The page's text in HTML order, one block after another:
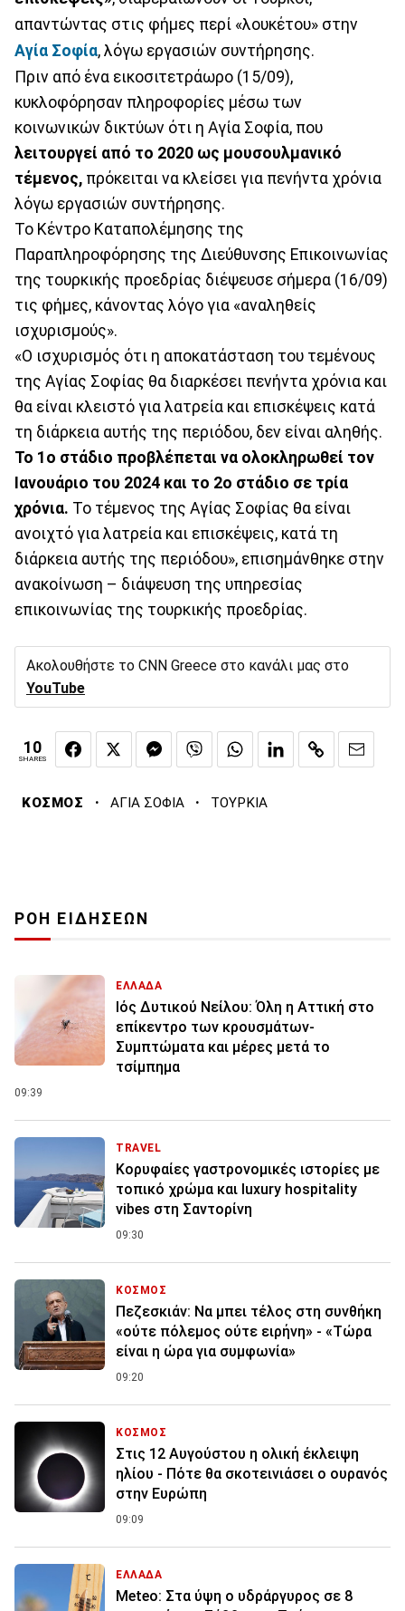
απαντώντας στις φήμες περί «λουκέτου» στην
Αγία Σοφία, λόγω εργασιών συντήρησης.
Πριν από ένα εικοσιτετράωρο (15/09),
κυκλοφόρησαν πληροφορίες μέσω των
κοινωνικών δικτύων ότι η Αγία Σοφία, που
λειτουργεί από το 2020 ως μουσουλμανικό
τέμενος, πρόκειται να κλείσει για πενήντα χρόνια
λόγω εργασιών συντήρησης.
Το Κέντρο Καταπολέμησης της
Παραπληροφόρησης της Διεύθυνσης Επικοινωνίας
της τουρκικής προεδρίας διέψευσε σήμερα (16/09)
τις φήμες, κάνοντας λόγο για «αναληθείς
ισχυρισμούς».
«Ο ισχυρισμός ότι η αποκατάσταση του τεμένους
της Αγίας Σοφίας θα διαρκέσει πενήντα χρόνια και
θα είναι κλειστό για λατρεία και επισκέψεις κατά
τη διάρκεια αυτής της περιόδου, δεν είναι αληθής.
Το 1ο στάδιο προβλέπεται να ολοκληρωθεί τον
Ιανουάριο του 2024 και το 2ο στάδιο σε τρία
χρόνια. Το τέμενος της Αγίας Σοφίας θα είναι
ανοιχτό για λατρεία και επισκέψεις, κατά τη
διάρκεια αυτής της περιόδου», επισημάνθηκε στην
ανακοίνωση – διάψευση της υπηρεσίας
επικοινωνίας της τουρκικής προεδρίας.
Ακολουθήστε το CNN Greece στο κανάλι μας στο
YouTube
10
SHARES
ΚΟΣΜΟΣ · ΑΓΙΑ ΣΟΦΙΑ · ΤΟΥΡΚΙΑ
ΡΟΗ ΕΙΔΗΣΕΩΝ
ΕΛΛΑΔΑ
Ιός Δυτικού Νείλου: Όλη η Αττική στο
επίκεντρο των κρουσμάτων-
Συμπτώματα και μέρες μετά το
τσίμπημα
09:39
TRAVEL
Κορυφαίες γαστρονομικές ιστορίες με
τοπικό χρώμα και luxury hospitality
vibes στη Σαντορίνη
09:30
ΚΟΣΜΟΣ
Πεζεσκιάν: Να μπει τέλος στη συνθήκη
«ούτε πόλεμος ούτε ειρήνη» - «Τώρα
είναι η ώρα για συμφωνία»
09:20
ΚΟΣΜΟΣ
Στις 12 Αυγούστου η ολική έκλειψη
ηλίου - Πότε θα σκοτεινιάσει ο ουρανός
στην Ευρώπη
09:09
ΕΛΛΑΔΑ
Meteo: Στα ύψη ο υδράργυρος σε 8